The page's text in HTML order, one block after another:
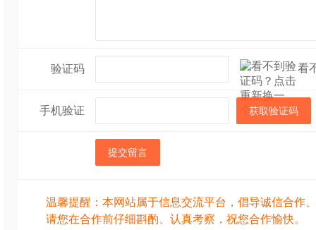
验证码 看
手机验证 获取验证码
提交留言
温馨提醒：本网站属于信息交流平台，倡导诚信合作
请您在合作前仔细斟酌、认真考察，祝您合作愉快。